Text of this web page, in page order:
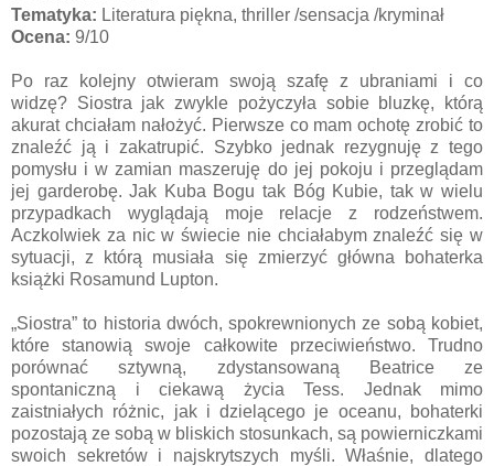
Tematyka: Literatura piękna, thriller /sensacja /kryminał
Ocena: 9/10
Po raz kolejny otwieram swoją szafę z ubraniami i co
widzę? Siostra jak zwykle pożyczyła sobie bluzkę, którą
akurat chciałam nałożyć. Pierwsze co mam ochotę zrobić to
znaleźć ją i zakatrupić. Szybko jednak rezygnuję z tego
pomysłu i w zamian maszeruję do jej pokoju i przeglądam
jej garderobę. Jak Kuba Bogu tak Bóg Kubie, tak w wielu
przypadkach wyglądają moje relacje z rodzeństwem.
Aczkolwiek za nic w świecie nie chciałabym znaleźć się w
sytuacji, z którą musiała się zmierzyć główna bohaterka
książki Rosamund Lupton.
„Siostra” to historia dwóch, spokrewnionych ze sobą kobiet,
które stanowią swoje całkowite przeciwieństwo. Trudno
porównać sztywną, zdystansowaną Beatrice ze
spontaniczną i ciekawą życia Tess. Jednak mimo
zaistniałych różnic, jak i dzielącego je oceanu, bohaterki
pozostają ze sobą w bliskich stosunkach, są powierniczkami
swoich sekretów i najskrytszych myśli. Właśnie, dlatego